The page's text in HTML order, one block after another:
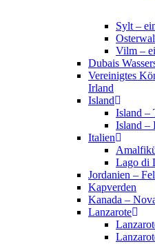
Sylt –
Vilm –
Dubais
Vereinigtes
Irland
Island
Island –
Island –
Italien
Lago di
Jordanien –
Kapverden
Kanada –
Lanzarote